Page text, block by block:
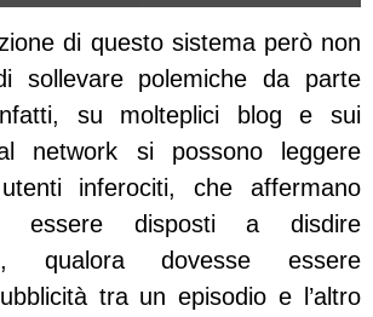
di questo sistema però non
sollevare polemiche da parte
su molteplici blog e sui
network si possono leggere
inferociti, che affermano
essere disposti a disdire
qualora dovesse essere
tra un episodio e l’altro